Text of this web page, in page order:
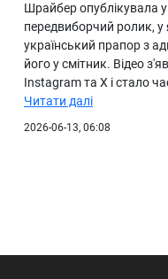
Шрайбер опублікувала
передвиборчий ролик,
український прапор з
його у смітник. Відео
Instagram та X і стало
Читати далі
2026-06-13, 06:08